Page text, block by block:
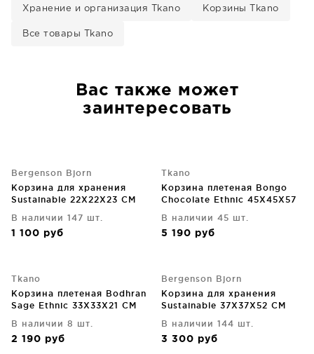
Хранение и организация Tkano Корзины Tkano
Все товары Tkano
Вас также может
заинтересовать
Bergenson Bjorn
Корзина для хранения
Sustainable 22X22X23 CM
В наличии 147 шт.
1 100 руб
Tkano
Корзина плетеная Bongo
Chocolate Ethnic 45X45X57
В наличии 45 шт.
5 190 руб
Tkano
Корзина плетеная Bodhran
Sage Ethnic 33X33X21 CM
В наличии 8 шт.
2 190 руб
Bergenson Bjorn
Корзина для хранения
Sustainable 37X37X52 CM
В наличии 144 шт.
3 300 руб